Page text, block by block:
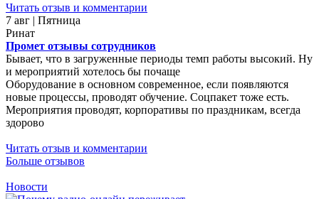
Читать отзыв и комментарии
7 авг | Пятница
Ринат
Промет отзывы сотрудников
Бывает, что в загруженные периоды темп работы высокий. Ну
и мероприятий хотелось бы почаще
Оборудование в основном современное, если появляются
новые процессы, проводят обучение. Соцпакет тоже есть.
Мероприятия проводят, корпоративы по праздникам, всегда
здорово
Читать отзыв и комментарии
Больше отзывов
Новости